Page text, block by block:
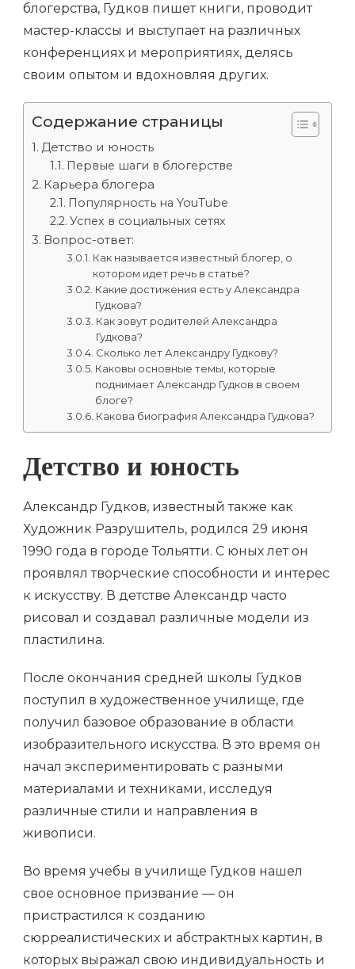
блогерства, Гудков пишет книги, проводит
мастер-классы и выступает на различных
конференциях и мероприятиях, делясь
своим опытом и вдохновляя других.
Содержание страницы
Детство и юность
Первые шаги в блогерстве
Карьера блогера
Популярность на YouTube
Успех в социальных сетях
Вопрос-ответ:
Как называется известный блогер, о
котором идет речь в статье?
Какие достижения есть у Александра
Гудкова?
Как зовут родителей Александра
Гудкова?
Сколько лет Александру Гудкову?
Каковы основные темы, которые
поднимает Александр Гудков в своем
блоге?
Какова биография Александра Гудкова?
Детство и юность
Александр Гудков, известный также как
Художник Разрушитель, родился 29 июня
1990 года в городе Тольятти. С юных лет он
проявлял творческие способности и интерес
к искусству. В детстве Александр часто
рисовал и создавал различные модели из
пластилина.
После окончания средней школы Гудков
поступил в художественное училище, где
получил базовое образование в области
изобразительного искусства. В это время он
начал экспериментировать с разными
материалами и техниками, исследуя
различные стили и направления в
живописи.
Во время учебы в училище Гудков нашел
свое основное призвание — он
пристрастился к созданию
сюрреалистических и абстрактных картин, в
которых выражал свою индивидуальность и